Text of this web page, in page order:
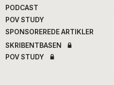
PODCAST
POV STUDY
SPONSOREREDE ARTIKLER
SKRIBENTBASEN
POV STUDY